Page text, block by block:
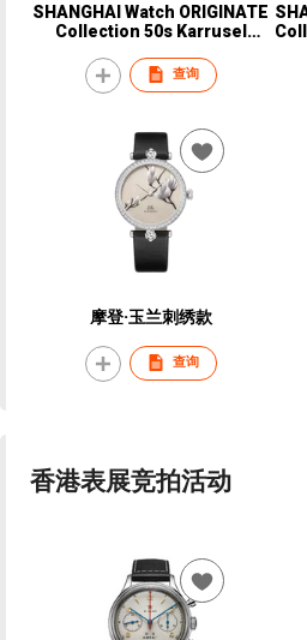
SHANGHAI Watch ORIGINATE
Collection 50s Karrusel
查询
摩登·玉兰刺绣款
查询
香港表展竞拍活动